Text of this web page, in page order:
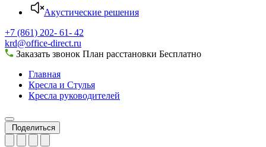
Акустические решения
+7 (861) 202- 61- 42
krd@office-direct.ru
Заказать звонок План расстановки Бесплатно
Главная
Кресла и Стулья
Кресла руководителей
Поделиться